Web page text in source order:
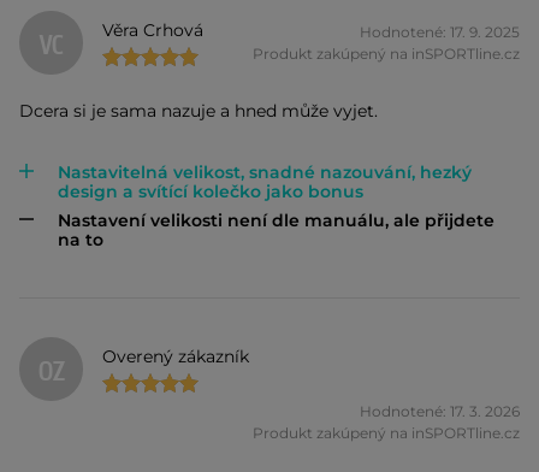
VC Věra Crhová
Hodnotené: 17. 9. 2025
Produkt zakúpený na inSPORTline.cz
Dcera si je sama nazuje a hned může vyjet.
Nastavitelná velikost, snadné nazouvání, hezký
design a svítící kolečko jako bonus
Nastavení velikosti není dle manuálu, ale přijdete
na to
OZ Overený zákazník
Hodnotené: 17. 3. 2026
Produkt zakúpený na inSPORTline.cz